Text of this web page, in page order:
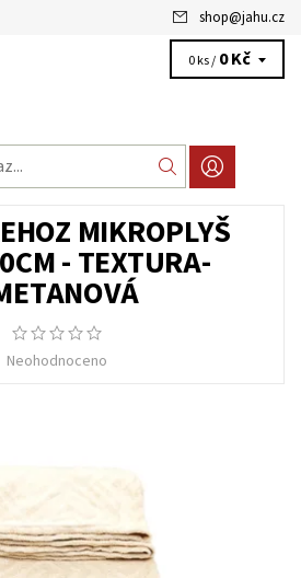
shop@jahu.cz
0 ks / 0 Kč
MIKROPLYŠ
- TEXTURA-
Neohodnoceno